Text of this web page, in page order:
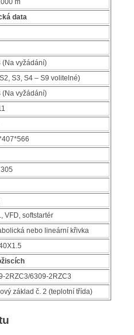
data
(Na vyžádání)
S3, S4 – S9 volitelné)
(Na vyžádání)
VFD, softstartér
nebo lineární křivka
2RZC3/6309-2RZC3
základ č. 2 (teplotní třída)